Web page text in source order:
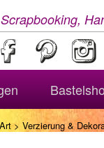
> Verzierung &